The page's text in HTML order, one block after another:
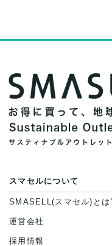
スマセルについて
SMASELL(スマセル)とは
運営会社
採用情報